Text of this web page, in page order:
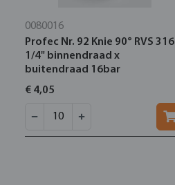
0080016
Profec Nr. 92 Knie 90° RVS 316
1/4" binnendraad x
buitendraad 16bar
€ 4,05